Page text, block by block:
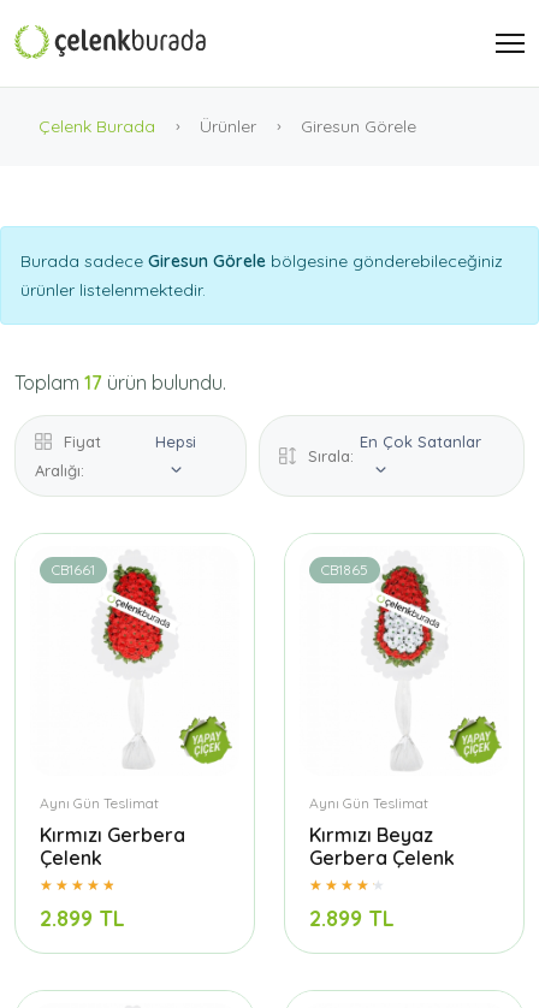
Çelenk Burada Ürünler Giresun Görele
Burada sadece Giresun Görele bölgesine gönderebileceğiniz
ürünler listelenmektedir.
Toplam 17 ürün bulundu.
Fiyat
Aralığı:
Hepsi
Sırala:
En Çok Satanlar
CB1661
Aynı Gün Teslimat
Kırmızı Gerbera
Çelenk
2.899 TL
CB1865
Aynı Gün Teslimat
Kırmızı Beyaz
Gerbera Çelenk
2.899 TL